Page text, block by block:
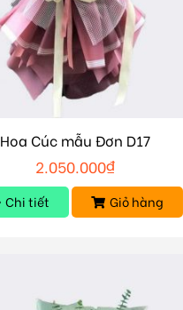
Hoa Cúc mẫu Đơn D17
2.050.000₫
Chi tiết Giỏ hàng